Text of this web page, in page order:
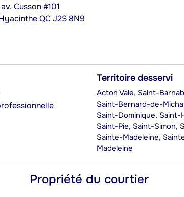
Cusson #101
QC J2S 8N9
Territoire desservi
Acton Vale, Saint-
Saint-Bernard-de-
Saint-Dominique,
Saint-Pie, Saint-Simon,
Sainte-Madeleine,
Madeleine
Propriété du courtier